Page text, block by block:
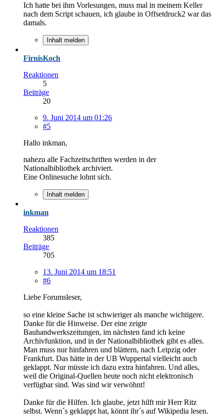
Ich hatte bei ihm Vorlesungen, muss mal in meinem Keller
nach dem Script schauen, ich glaube in Offsetdruck2 war das
damals.
Inhalt melden
FirnisKoch
Reaktionen
5
Beiträge
20
9. Juni 2014 um 01:26
#5
Hallo inkman,
nahezu alle Fachzeitschriften werden in der
Nationalbibliothek archiviert.
Eine Onlinesuche lohnt sich.
Inhalt melden
inkman
Reaktionen
385
Beiträge
705
13. Juni 2014 um 18:51
#6
Liebe Forumsleser,
so eine kleine Sache ist schwieriger als manche wichtigere.
Danke für die Hinweise. Der eine zeigte
Bauhandwerkszeitungen, im nächsten fand ich keine
Archivfunktion, und in der Nationalbibliothek gibt es alles.
Man muss nur hinfahren und blättern, nach Leipzig oder
Frankfurt. Das hätte in der UB Wuppertal vielleicht auch
geklappt. Nur müsste ich dazu extra hinfahren. Und alles,
weil die Original-Quellen heute noch nicht elektronisch
verfügbar sind. Was sind wir verwöhnt!
Danke für die Hilfen. Ich glaube, jetzt hilft mir Herr Ritz
selbst. Wenn´s geklappt hat, könnt ihr´s auf Wikipedia lesen.